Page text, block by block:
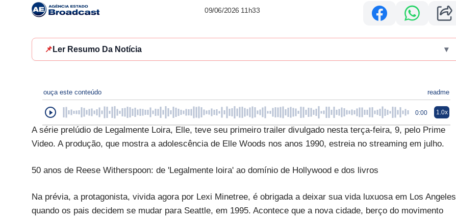
09/06/2026 11h33
📌 Ler Resumo Da Notícia ▾
ouça este conteúdo readme
0:00 1.0x
A série prelúdio de Legalmente Loira, Elle, teve seu primeiro trailer divulgado nesta terça-feira, 9, pelo Prime
Video. A produção, que mostra a adolescência de Elle Woods nos anos 1990, estreia no streaming em julho.
50 anos de Reese Witherspoon: de 'Legalmente loira' ao domínio de Hollywood e dos livros
Na prévia, a protagonista, vivida agora por Lexi Minetree, é obrigada a deixar sua vida luxuosa em Los Angeles
quando os pais decidem se mudar para Seattle, em 1995. Acontece que a nova cidade, berço do movimento